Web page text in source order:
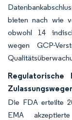
bieten nach wie
obwohl 14
wegen GCP-
Regulatorische
Die FDA erteilte
EMA